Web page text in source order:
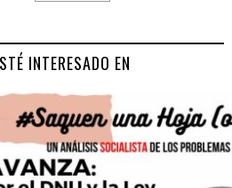
INTERESADO EN